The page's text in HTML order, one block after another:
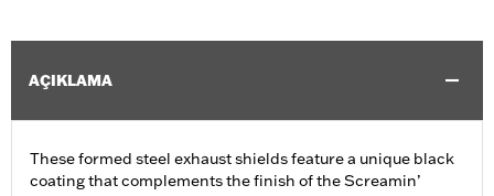
AÇIKLAMA
These formed steel exhaust shields feature a unique black
coating that complements the finish of the Screamin’